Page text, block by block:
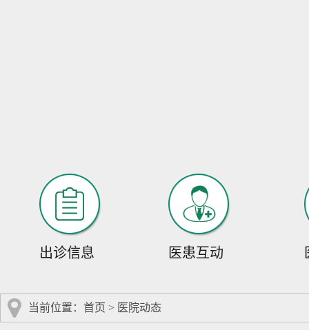
出诊信息 医患互动
当前位置： 首页 > 医院动态